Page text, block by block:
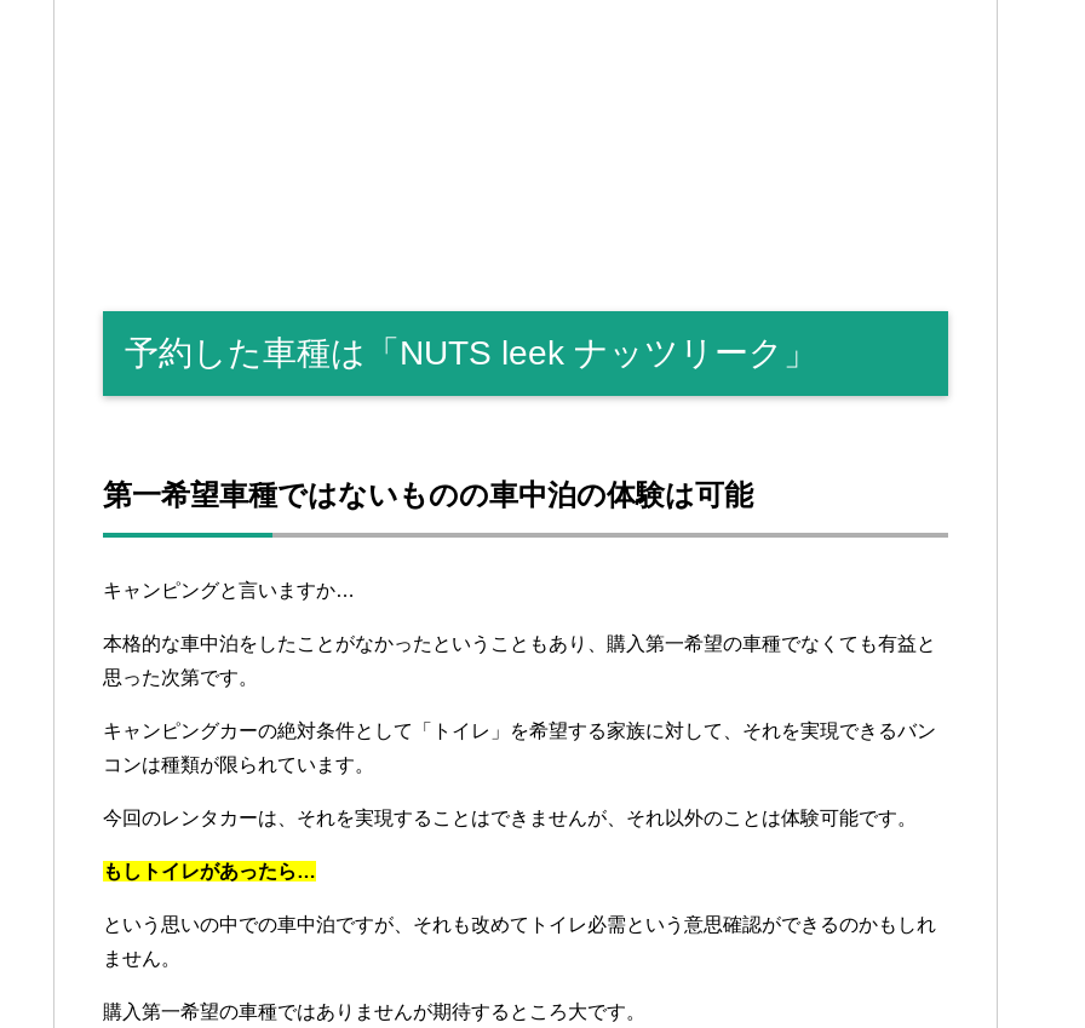
予約した車種は「NUTS leek ナッツリーク」
第一希望車種ではないものの車中泊の体験は可能
キャンピングと言いますか…
本格的な車中泊をしたことがなかったということもあり、購入第一希望の車種でなくても有益と
思った次第です。
キャンピングカーの絶対条件として「トイレ」を希望する家族に対して、それを実現できるバン
コンは種類が限られています。
今回のレンタカーは、それを実現することはできませんが、それ以外のことは体験可能です。
もしトイレがあったら…
という思いの中での車中泊ですが、それも改めてトイレ必需という意思確認ができるのかもしれ
ません。
購入第一希望の車種ではありませんが期待するところ大です。